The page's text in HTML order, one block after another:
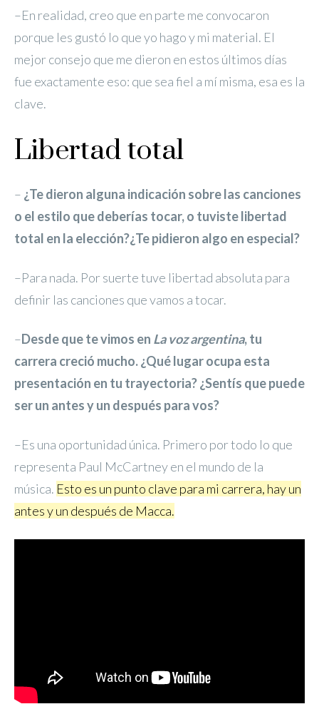
–En realidad, creo que en parte me convocaron
porque les gustó lo que yo hago y mi material. El
mejor consejo que me dieron en estos últimos días
fue exactamente eso: que sea fiel a mí misma, esa es la
clave.
Libertad total
– ¿Te dieron alguna indicación sobre las canciones
o el estilo que deberías tocar, o tuviste libertad
total en la elección?¿Te pidieron algo en especial?
–Para nada. Por suerte tuve libertad absoluta para
definir las canciones que vamos a tocar.
–Desde que te vimos en La voz argentina, tu
carrera creció mucho. ¿Qué lugar ocupa esta
presentación en tu trayectoria? ¿Sentís que puede
ser un antes y un después para vos?
–Es una oportunidad única. Primero por todo lo que
representa Paul McCartney en el mundo de la
música. Esto es un punto clave para mi carrera, hay un
antes y un después de Macca.